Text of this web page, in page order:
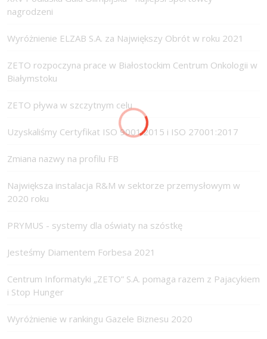
nagrodzeni
Wyróżnienie ELZAB S.A. za Największy Obrót w roku 2021
ZETO rozpoczyna prace w Białostockim Centrum Onkologii w
Białymstoku
ZETO pływa w szczytnym celu
Uzyskaliśmy Certyfikat ISO 9001:2015 i ISO 27001:2017
Zmiana nazwy na profilu FB
Największa instalacja R&M w sektorze przemysłowym w
2020 roku
PRYMUS - systemy dla oświaty na szóstkę
Jesteśmy Diamentem Forbesa 2021
Centrum Informatyki „ZETO” S.A. pomaga razem z Pajacykiem
i Stop Hunger
Wyróżnienie w rankingu Gazele Biznesu 2020